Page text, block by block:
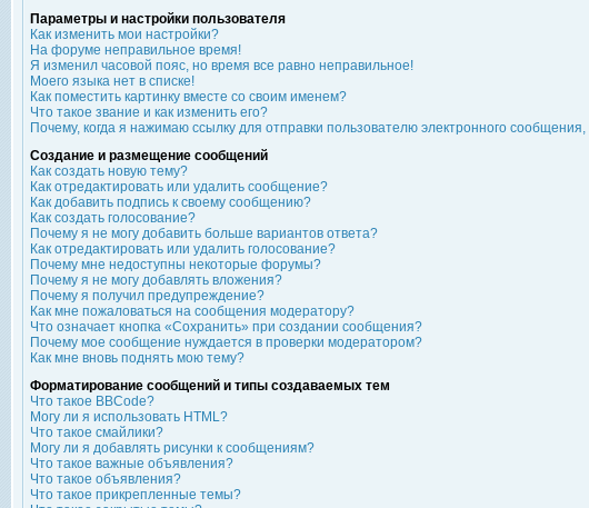
Параметры и настройки пользователя
Как изменить мои настройки?
На форуме неправильное время!
Я изменил часовой пояс, но время все равно неправильное!
Моего языка нет в списке!
Как поместить картинку вместе со своим именем?
Что такое звание и как изменить его?
Почему, когда я нажимаю ссылку для отправки пользователю электронного
Создание и размещение сообщений
Как создать новую тему?
Как отредактировать или удалить сообщение?
Как добавить подпись к своему сообщению?
Как создать голосование?
Почему я не могу добавить больше вариантов ответа?
Как отредактировать или удалить голосование?
Почему мне недоступны некоторые форумы?
Почему я не могу добавлять вложения?
Почему я получил предупреждение?
Как мне пожаловаться на сообщения модератору?
Что означает кнопка «Сохранить» при создании сообщения?
Почему мое сообщение нуждается в проверки модератором?
Как мне вновь поднять мою тему?
Форматирование сообщений и типы создаваемых тем
Что такое BBCode?
Могу ли я использовать HTML?
Что такое смайлики?
Могу ли я добавлять рисунки к сообщениям?
Что такое важные объявления?
Что такое объявления?
Что такое прикрепленные темы?